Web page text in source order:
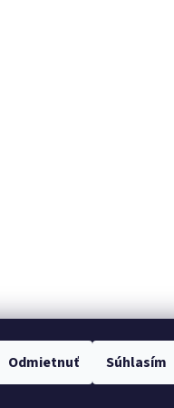
Odmietnuť Súhlasím